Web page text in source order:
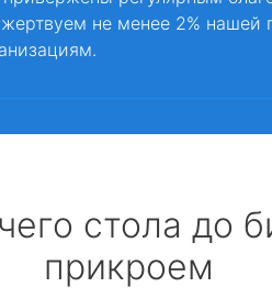
не менее 2% нашей
стола до
прикроем